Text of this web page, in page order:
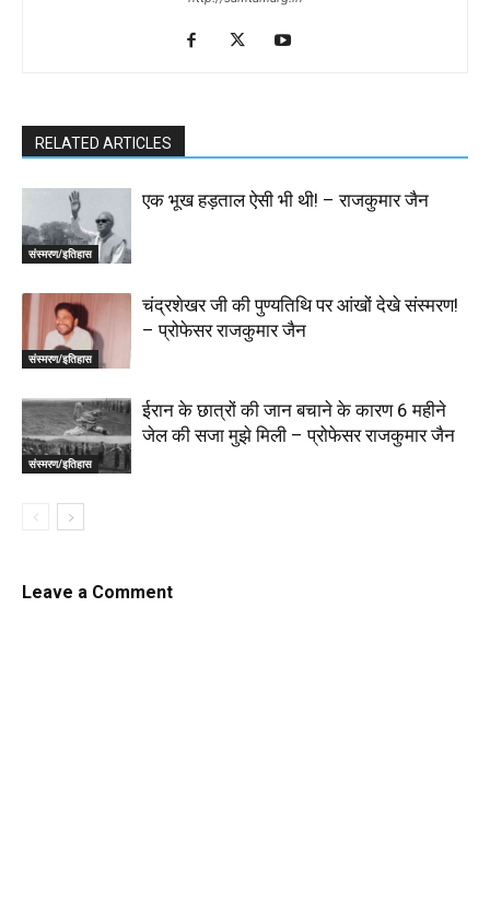
RELATED ARTICLES
संस्मरण/इतिहास
एक भूख हड़ताल ‌ऐसी भी थी! – राजकुमार जैन
संस्मरण/इतिहास
चंद्रशेखर जी की पुण्यतिथि पर‌ ‌आंखों देखे संस्मरण!
– प्रोफेसर राजकुमार जैन
संस्मरण/इतिहास
ईरान के छात्रों की ‌जान बचाने के कारण 6 महीने
जेल की सजा मुझे मिली – प्रोफेसर राजकुमार जैन
Leave a Comment